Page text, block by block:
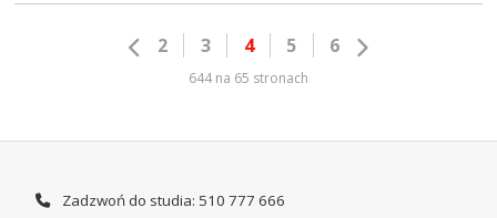
2 3 4 5 6
644 na 65 stronach
Zadzwoń do studia: 510 777 666